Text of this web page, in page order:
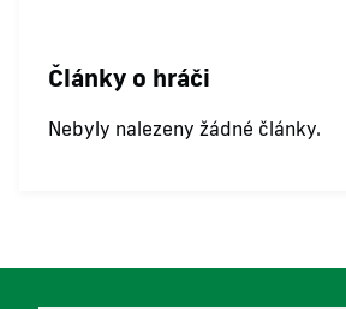
Články o hráči
Nebyly nalezeny žádné články.